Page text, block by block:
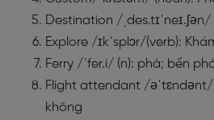
Destination /
Explore /ɪkˈsplɔr/(verb):
Ferry /ˈfer.i/ (n): phà; bến
Flight attendant /əˈtɛndənt/
không